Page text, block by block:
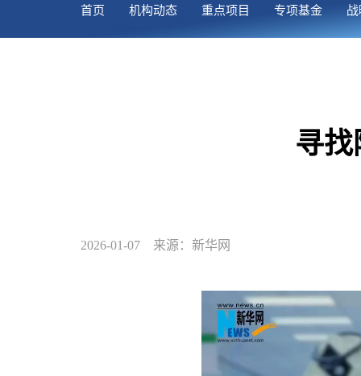
首页 机构动态 重点项目 专项基金
寻
2026-01-07 来源：新华网